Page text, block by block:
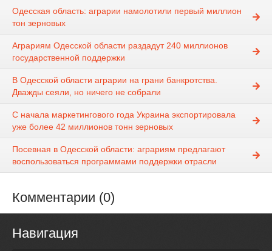
Одесская область: аграрии намолотили первый миллион
тон зерновых
Аграриям Одесской области раздадут 240 миллионов
государственной поддержки
В Одесской области аграрии на грани банкротства.
Дважды сеяли, но ничего не собрали
С начала маркетингового года Украина экспортировала
уже более 42 миллионов тонн зерновых
Посевная в Одесской области: аграриям предлагают
воспользоваться программами поддержки отрасли
Комментарии (0)
Навигация